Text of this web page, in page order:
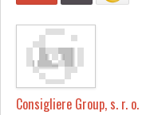
Consigliere Group, s. r. o.